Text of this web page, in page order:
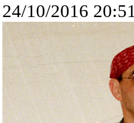
24/10/2016